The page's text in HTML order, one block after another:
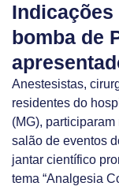
bomba de
Anestesistas,
residentes do
(MG),
salão de eventos
jantar científico
tema “Analgesia